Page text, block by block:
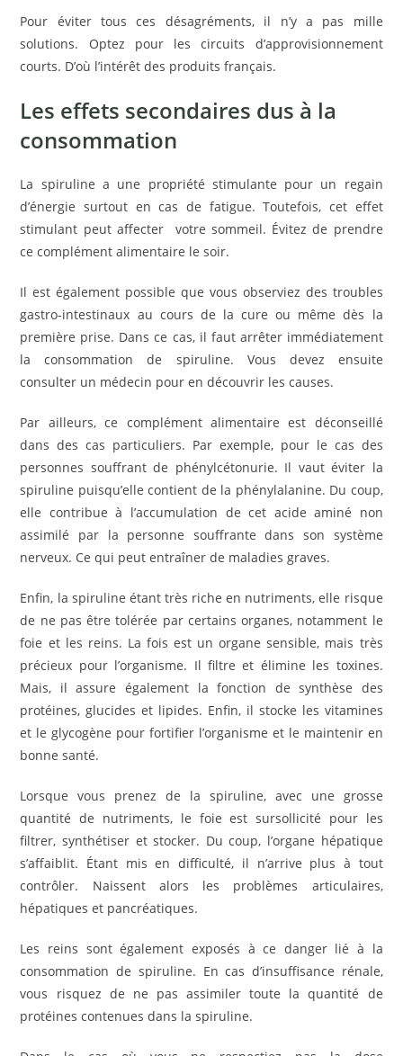
Pour éviter tous ces désagréments, il n’y a pas mille
solutions. Optez pour les circuits d’approvisionnement
courts. D’où l’intérêt des produits français.
Les effets secondaires dus à la
consommation
La spiruline a une propriété stimulante pour un regain
d’énergie surtout en cas de fatigue. Toutefois, cet effet
stimulant peut affecter votre sommeil. Évitez de prendre
ce complément alimentaire le soir.
Il est également possible que vous observiez des troubles
gastro-intestinaux au cours de la cure ou même dès la
première prise. Dans ce cas, il faut arrêter immédiatement
la consommation de spiruline. Vous devez ensuite
consulter un médecin pour en découvrir les causes.
Par ailleurs, ce complément alimentaire est déconseillé
dans des cas particuliers. Par exemple, pour le cas des
personnes souffrant de phénylcétonurie. Il vaut éviter la
spiruline puisqu’elle contient de la phénylalanine. Du coup,
elle contribue à l’accumulation de cet acide aminé non
assimilé par la personne souffrante dans son système
nerveux. Ce qui peut entraîner de maladies graves.
Enfin, la spiruline étant très riche en nutriments, elle risque
de ne pas être tolérée par certains organes, notamment le
foie et les reins. La fois est un organe sensible, mais très
précieux pour l’organisme. Il filtre et élimine les toxines.
Mais, il assure également la fonction de synthèse des
protéines, glucides et lipides. Enfin, il stocke les vitamines
et le glycogène pour fortifier l’organisme et le maintenir en
bonne santé.
Lorsque vous prenez de la spiruline, avec une grosse
quantité de nutriments, le foie est sursollicité pour les
filtrer, synthétiser et stocker. Du coup, l’organe hépatique
s’affaiblit. Étant mis en difficulté, il n’arrive plus à tout
contrôler. Naissent alors les problèmes articulaires,
hépatiques et pancréatiques.
Les reins sont également exposés à ce danger lié à la
consommation de spiruline. En cas d’insuffisance rénale,
vous risquez de ne pas assimiler toute la quantité de
protéines contenues dans la spiruline.